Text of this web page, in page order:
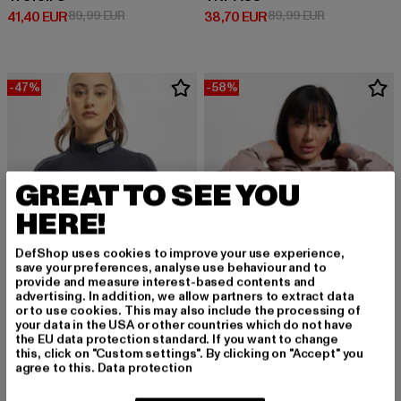
41,40 EUR
Derzeitiger Preis: 41,40 EUR
89,99 EURAktionspreis: 89,99 EUR
38,70 EUR
Derzeitiger Preis: 38,70 EUR
89,99 EURAktionspreis:
-47%
ADIDAS
Cropped LS HN
23,84 EUR
Derzeitiger Preis: 23,84 EUR
44,99 EUR Aktionspreis: 44,99 EUR
-58%
ADIDAS
XBYO
GREAT TO SEE YOU
HERE!
DefShop uses cookies to improve your use experience,
save your preferences, analyse use behaviour and to
provide and measure interest-based contents and
advertising. In addition, we allow partners to extract data
or to use cookies. This may also include the processing of
your data in the USA or other countries which do not have
the EU data protection standard. If you want to change
this, click on "Custom settings". By clicking on "Accept" you
agree to this. Data protection